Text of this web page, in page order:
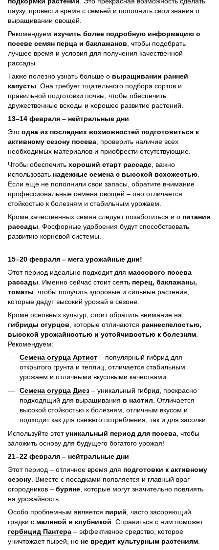
паузу, провести время с семьей и пополнить свои знания о
выращивании овощей.
Рекомендуем изучить более подробную информацию о
посеве семян перца и баклажанов , чтобы подобрать
лучшее время и условия для получения качественной
рассады.
Также полезно узнать больше о выращивании ранней
капусты . Она требует тщательного подбора сортов и
правильной подготовки почвы, чтобы обеспечить
дружественные всходы и хорошее развитие растений.
13–14 февраля – нейтральные дни
Это одна из последних возможностей подготовиться к
активному сезону посева , проверить наличие всех
необходимых материалов и приобрести отсутствующие.
Чтобы обеспечить хороший старт рассаде , важно
использовать надежные семена с высокой всхожестью
Если еще не пополнили свои запасы, обратите внимание
профессиональные семена овощей – оно отличается
стойкостью к болезням и стабильным урожаем.
Кроме качественных семян следует позаботиться и о питании
рассады . Фосфорные удобрения будут способствовать
развитию корневой системы.
15–20 февраля – мега урожайные дни!
Этот период идеально подходит для массового посева
рассады . Именно сейчас стоит сеять перец, баклажаны,
томаты , чтобы получить здоровые и сильные растения,
которые дадут высокий урожай в сезоне.
Кроме основных культур, стоит обратить внимание на
гибриды огурцов , которые отличаются раннеспелостью,
высокой урожайностью и устойчивостью к болезням
Рекомендуем:
Семена огурца Артист – популярный гибрид для
открытого грунта и теплиц, отличается стабильным
урожаем и отличными вкусовыми качествами.
Семена огурца Диез – уникальный гибрид, прекрасно
подходящий для выращивания в настил . Отличается
высокой стойкостью к болезням, отличным вкусом и
подходит как для свежего потребления, так и для засолки.
Используйте этотуникальный период для посева, чтобы
заложить основу для будущего богатого урожая!
21–22 февраля – нейтральные дни
Этот период – отличное время для подготовки к активному
сезону. Вместе с посадками появляется и главный враг
огородников – буряне, которые могут значительно повлиять
на урожайность.
Особо проблемным является пирий, часто засоряющий
грядки с малиной и клубникой. Справиться с ним поможет
гербицид Пантера – эффективное средство, которое
уничтожает пырей, но не вредит культурным растениям.